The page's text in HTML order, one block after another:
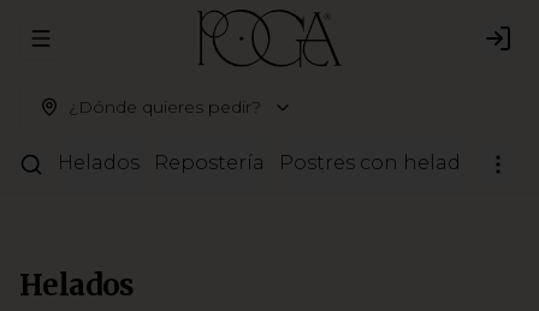
Abrir menu de navegación
¿Dónde quieres pedir?
Helados Repostería Postres con helado
Helados